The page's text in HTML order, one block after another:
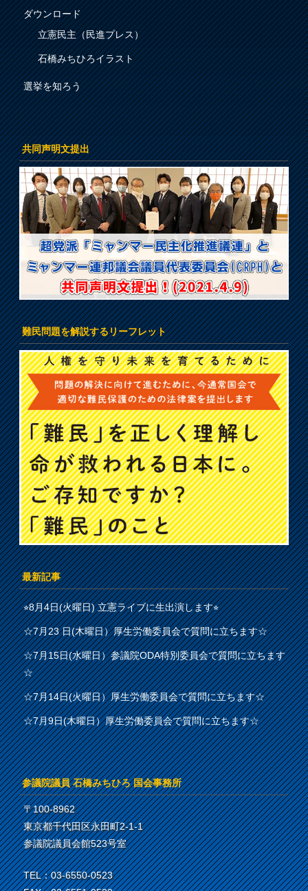
ダウンロード
立憲民主（民進プレス）
石橋みちひろイラスト
選挙を知ろう
共同声明文提出
難民問題を解説するリーフレット
最新記事
⭐︎8月4日(火曜日) 立憲ライブに生出演します⭐︎
☆7月23 日(木曜日）厚生労働委員会で質問に立ちます☆
☆7月15日(水曜日）参議院ODA特別委員会で質問に立ちます
☆
☆7月14日(火曜日）厚生労働委員会で質問に立ちます☆
☆7月9日(木曜日）厚生労働委員会で質問に立ちます☆
参議院議員 石橋みちひろ 国会事務所
〒100-8962
東京都千代田区永田町2-1-1
参議院議員会館523号室
TEL：03-6550-0523